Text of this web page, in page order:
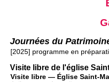
Journées du
[2025] programme en
Visite libre de l'église
Visite libre — Église Saint-